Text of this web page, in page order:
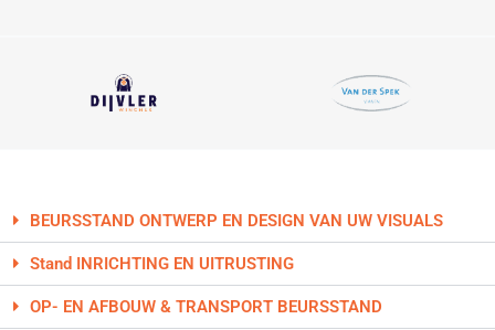
BEURSSTAND ONTWERP EN DESIGN VAN UW VISUALS
Stand INRICHTING EN UITRUSTING
OP- EN AFBOUW & TRANSPORT BEURSSTAND